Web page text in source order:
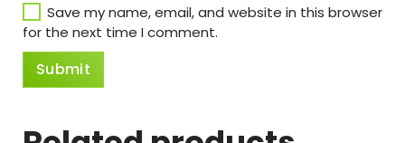
Save my name, email, and website in this browser
for the next time I comment.